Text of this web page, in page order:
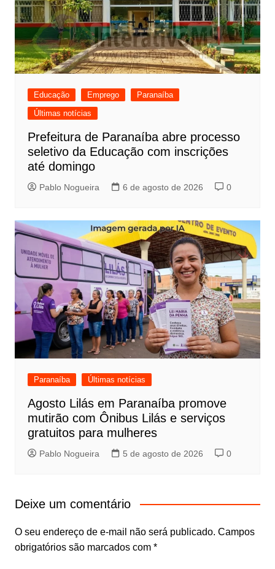
Educação Emprego
Paranaíba
Últimas notícias
Prefeitura de Paranaíba abre processo
seletivo da Educação com inscrições
até domingo
Pablo Nogueira 6 de agosto de 2026 0
Paranaíba Últimas notícias
Agosto Lilás em Paranaíba promove
mutirão com Ônibus Lilás e serviços
gratuitos para mulheres
Pablo Nogueira 5 de agosto de 2026 0
Deixe um comentário
O seu endereço de e-mail não será publicado. Campos
obrigatórios são marcados com *